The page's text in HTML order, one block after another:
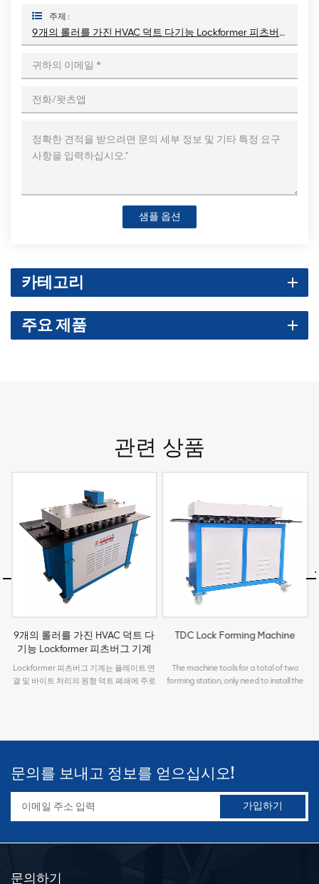
주제 :
9개의 롤러를 가진 HVAC 덕트 다기능 Lockformer 피츠버그 기계
샘플 옵션
카테고리
주요 제품
관련 상품
9개의 롤러를 가진 HVAC 덕트 다
기능 Lockformer 피츠버그 기계
Lockformer 피츠버그 기계는 플레이트 연
결 및 바이트 처리의 원형 덕트 폐쇄에 주로
택합니다. 사용자의 다양한 요구 사항을 충
족할 수 있습니다. 요구 사항에 따라 다양한
으며 다양한 판금 가공, 바람 파이프 생산 및
기타 필수 기계화 장비입니다. 바이트 머신
TDC Lock Forming Machine
The machine tools for a total of two
forming station, only need to install the
문의를 보내고 정보를 얻으십시오!
문의하기